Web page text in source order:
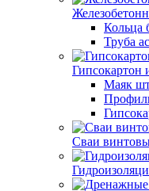
Кольца
Труба
Гипсокартон
Маяк
Сваи